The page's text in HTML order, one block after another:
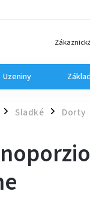
Uzeniny
/ Sladké / Dorty